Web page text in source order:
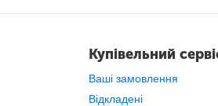
Купівельний
Ваші замовлення
Відкладені